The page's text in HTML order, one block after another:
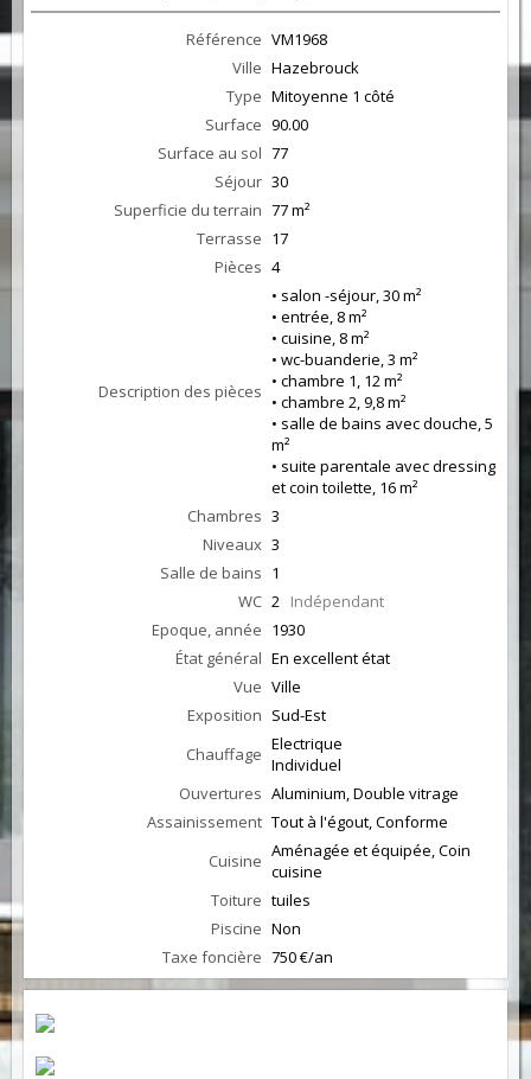
Référence VM1968
Ville Hazebrouck
Type Mitoyenne 1 côté
Surface 90.00
Surface au sol 77
Séjour 30
Superficie du terrain 77 m²
Terrasse 17
Pièces 4
Description des pièces
• salon -séjour, 30 m²
• entrée, 8 m²
• cuisine, 8 m²
• wc-buanderie, 3 m²
• chambre 1, 12 m²
• chambre 2, 9,8 m²
• salle de bains avec douche, 5
m²
• suite parentale avec dressing
et coin toilette, 16 m²
Chambres 3
Niveaux 3
Salle de bains 1
WC 2 Indépendant
Epoque, année 1930
État général En excellent état
Vue Ville
Exposition Sud-Est
Chauffage Electrique
Individuel
Ouvertures Aluminium, Double vitrage
Assainissement Tout à l'égout, Conforme
Cuisine Aménagée et équipée, Coin
cuisine
Toiture tuiles
Piscine Non
Taxe foncière 750 €/an